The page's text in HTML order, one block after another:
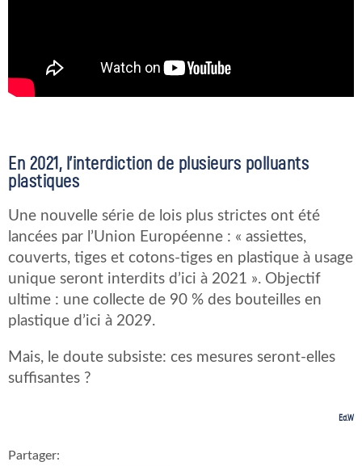
En 2021, l’interdiction de plusieurs polluants
plastiques
Une nouvelle série de lois plus strictes ont été
lancées par l’Union Européenne : « assiettes,
couverts, tiges et cotons-tiges en plastique à usage
unique seront interdits d’ici à 2021 ». Objectif
ultime : une collecte de 90 % des bouteilles en
plastique d’ici à 2029.
Mais, le doute subsiste: ces mesures seront-elles
suffisantes ?
Ed.W
Partager: